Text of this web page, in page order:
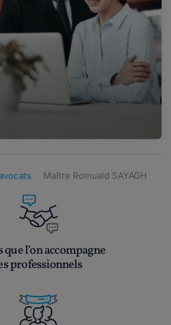
Maître Romuald SAYAGH
que l’on accompagne
professionnels